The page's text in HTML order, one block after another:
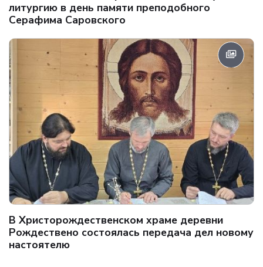
литургию в день памяти преподобного
Серафима Саровского
В Христорождественском храме деревни
Рождествено состоялась передача дел новому
настоятелю